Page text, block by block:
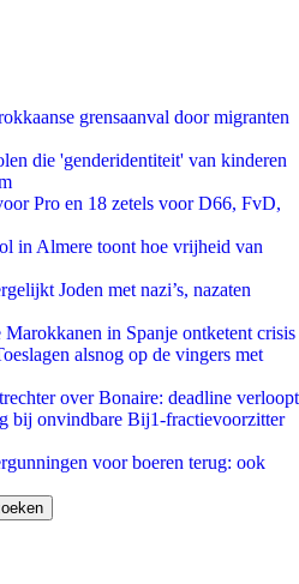
grensaanval door migranten
die 'genderidentiteit' van kinderen
Pro en 18 zetels voor D66, FvD,
in Almere toont hoe vrijheid van
Joden met nazi’s, nazaten
in Spanje ontketent crisis
alsnog op de vingers met
over Bonaire: deadline verloopt
bij onvindbare Bij1-fractievoorzitter
voor boeren terug: ook